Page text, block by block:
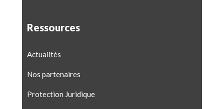
Ressources
Actualités
Nos partenaires
Protection Juridique